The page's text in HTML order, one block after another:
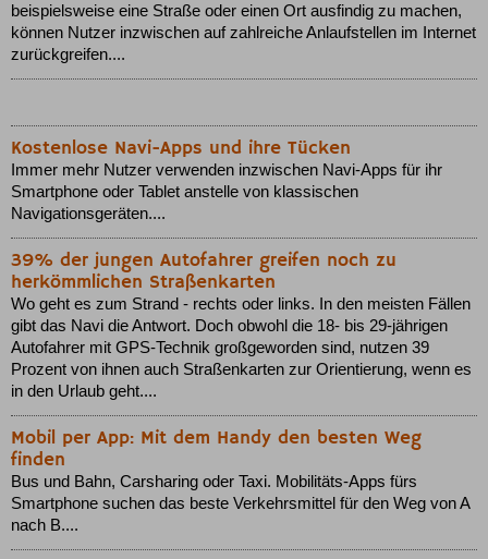
beispielsweise eine Straße oder einen Ort ausfindig zu machen,
können Nutzer inzwischen auf zahlreiche Anlaufstellen im Internet
zurückgreifen....
Kostenlose Navi-Apps und ihre Tücken
Immer mehr Nutzer verwenden inzwischen Navi-Apps für ihr
Smartphone oder Tablet anstelle von klassischen
Navigationsgeräten....
39% der jungen Autofahrer greifen noch zu
herkömmlichen Straßenkarten
Wo geht es zum Strand - rechts oder links. In den meisten Fällen
gibt das Navi die Antwort. Doch obwohl die 18- bis 29-jährigen
Autofahrer mit GPS-Technik großgeworden sind, nutzen 39
Prozent von ihnen auch Straßenkarten zur Orientierung, wenn es
in den Urlaub geht....
Mobil per App: Mit dem Handy den besten Weg
finden
Bus und Bahn, Carsharing oder Taxi. Mobilitäts-Apps fürs
Smartphone suchen das beste Verkehrsmittel für den Weg von A
nach B....